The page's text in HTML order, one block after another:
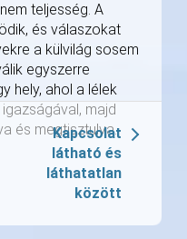
teljesség. A
és válaszokat
a külvilág sosem
egyszerre
hely, ahol a lélek
majd
és megtisztulva.
Kapcsolat
látható és
láthatatlan
között